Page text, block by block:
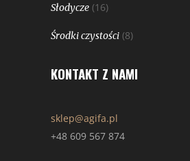
Słodycze (16)
Środki czystości (8)
KONTAKT Z NAMI
sklep@agifa.pl
+48 609 567 874